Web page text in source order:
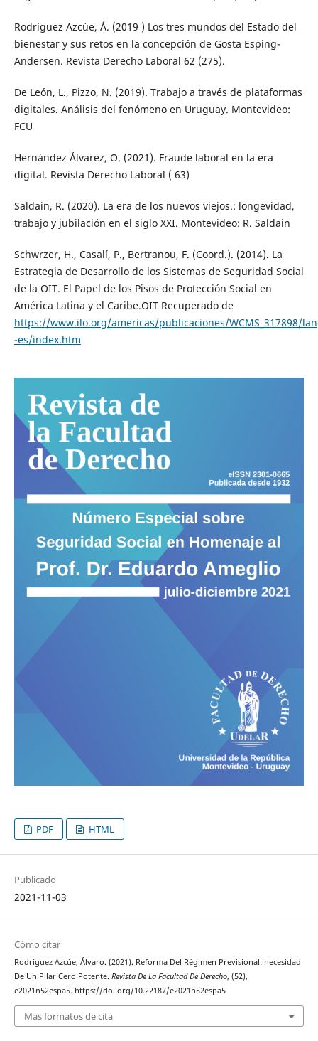
Rodríguez Azcúe, Á. (2019 ) Los tres mundos del Estado del
bienestar y sus retos en la concepción de Gosta Esping-
Andersen. Revista Derecho Laboral 62 (275).
De León, L., Pizzo, N. (2019). Trabajo a través de plataformas
digitales. Análisis del fenómeno en Uruguay. Montevideo:
FCU
Hernández Álvarez, O. (2021). Fraude laboral en la era
digital. Revista Derecho Laboral ( 63)
Saldain, R. (2020). La era de los nuevos viejos.: longevidad,
trabajo y jubilación en el siglo XXI. Montevideo: R. Saldain
Schwrzer, H., Casalí, P., Bertranou, F. (Coord.). (2014). La
Estrategia de Desarrollo de los Sistemas de Seguridad Social
de la OIT. El Papel de los Pisos de Protección Social en
América Latina y el Caribe.OIT Recuperado de
https://www.ilo.org/americas/publicaciones/WCMS_317898/
-es/index.htm
PDF HTML
Publicado
2021-11-03
Cómo citar
Rodríguez Azcúe, Álvaro. (2021). Reforma Del Régimen Previsional: necesidad
De Un Pilar Cero Potente. Revista De La Facultad De Derecho, (52),
e2021n52espa5. https://doi.org/10.22187/e2021n52espa5
Más formatos de cita